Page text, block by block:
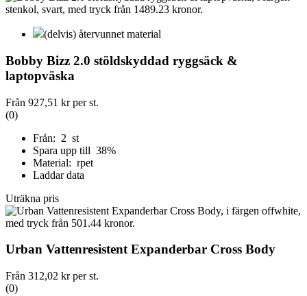
(delvis) återvunnet material
Bobby Bizz 2.0 stöldskyddad ryggsäck &
laptopväska
Från 927,51 krper st.
(0)
Från: 2 st
Spara upp till 38%
Material: rpet
Laddar data
Uträkna pris
Urban Vattenresistent Expanderbar Cross Body
Från 312,02 krper st.
(0)